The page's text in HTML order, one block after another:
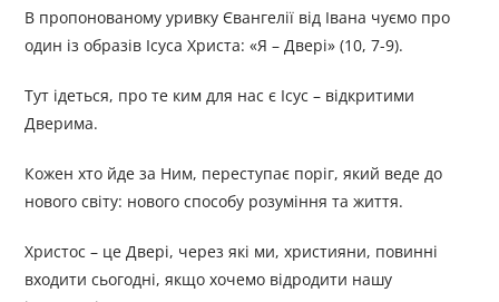
В пропонованому уривку Євангелії від Івана чуємо про
один із образів Ісуса Христа: «Я – Двері» (10, 7-9).
Тут ідеться, про те ким для нас є Ісус – відкритими
Дверима.
Кожен хто йде за Ним, переступає поріг, який веде до
нового світу: нового способу розуміння та життя.
Христос – це Двері, через які ми, християни, повинні
входити сьогодні, якщо хочемо відродити нашу